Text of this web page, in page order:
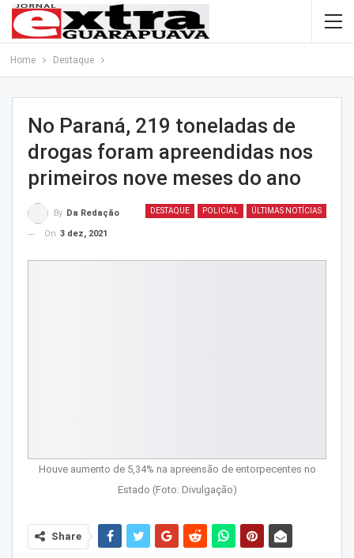
Home Destaque
No Paraná, 219 toneladas de
drogas foram apreendidas nos
primeiros nove meses do ano
DESTAQUE POLICIAL ÚLTIMAS NOTÍCIAS
By Da Redação
On 3 dez, 2021
Houve aumento de 5,34% na apreensão de entorpecentes no
Estado (Foto: Divulgação)
Share